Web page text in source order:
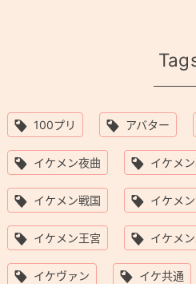
100プリ アバター
イケメン夜曲 イケメ
イケメン戦国 イケメ
イケメン王宮 イケメ
イケヴァン イケ共通